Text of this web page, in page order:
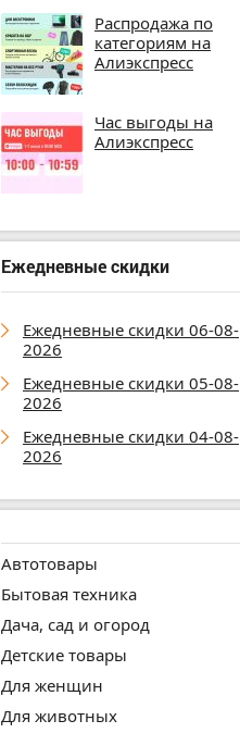
Распродажа по
категориям на
Алиэкспресс
Час выгоды на
Алиэкспресс
Ежедневные скидки
Ежедневные скидки 06-08-
2026
Ежедневные скидки 05-08-
2026
Ежедневные скидки 04-08-
2026
Автотовары
Бытовая техника
Дача, сад и огород
Детские товары
Для женщин
Для животных